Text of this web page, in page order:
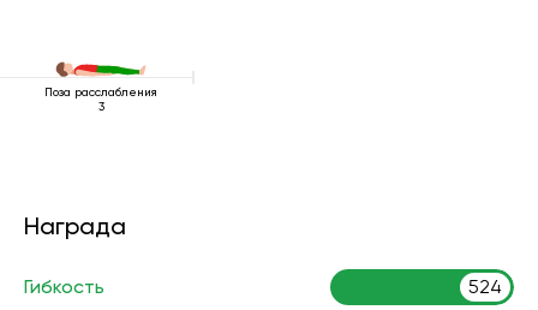
Поза расслабления
3
Награда
Гибкость 524